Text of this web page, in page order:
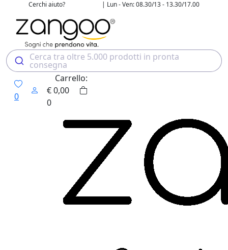
Cerchi aiuto? | Lun - Ven: 08.30/13 - 13.30/17.00
Cerca tra oltre 5.000 prodotti in pronta
consegna
0
Carrello:
€0,00
0